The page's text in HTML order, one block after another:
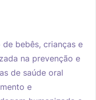
bebês, crianças e
na prevenção e
de saúde oral
e